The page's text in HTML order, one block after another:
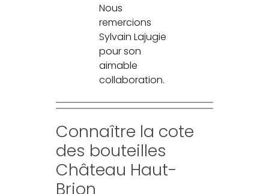
Nous
remercions
Sylvain Lajugie
pour son
aimable
collaboration.
Connaître la cote
des bouteilles
Château Haut-
Brion